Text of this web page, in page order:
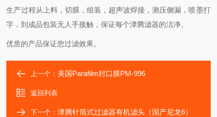
生产过程从上料，切膜，组装，超声波焊接，测压侧漏，喷墨打
字，到成品包装无人手接触，保证每个津腾滤器的洁净。
优质的产品保证您过滤效果。
上一个： 美国Parafilm封口膜PM-996
返回列表
下一个：津腾针筒式过滤器有机滤头（国产尼龙6）